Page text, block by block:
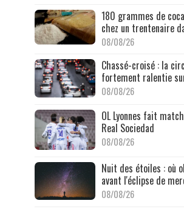
180 grammes de
chez un trentenaire
08/08/26
Chassé-croisé : la
fortement ralentie
08/08/26
OL Lyonnes fait
Real Sociedad
08/08/26
Nuit des étoiles : où
avant l'éclipse de
08/08/26